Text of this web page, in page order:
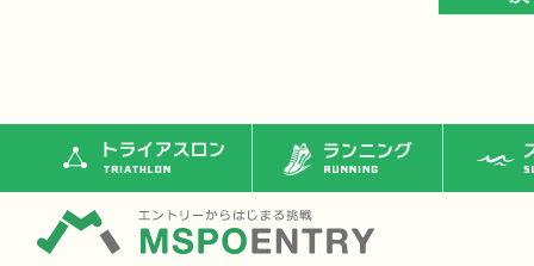
トライアスロン ランニング ス